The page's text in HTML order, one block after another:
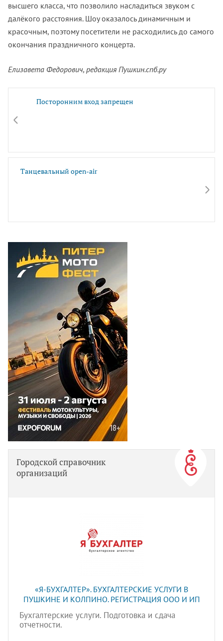
высшего класса, что позволило насладиться звуком с
далёкого расстояния. Шоу оказалось динамичным и
красочным, поэтому посетители не расходились до самого
окончания праздничного концерта.
Елизавета Федорович, редакция Пушкин.спб.ру
Посторонним вход запрещен
Танцевальный open-air
Городской справочник
организаций
«Я-БУХГАЛТЕР». БУХГАЛТЕРСКИЕ УСЛУГИ В
ПУШКИНЕ И КОЛПИНО. РЕГИСТРАЦИЯ ООО И ИП
Бухгалтерские услуги. Подготовка и сдача
отчетности.